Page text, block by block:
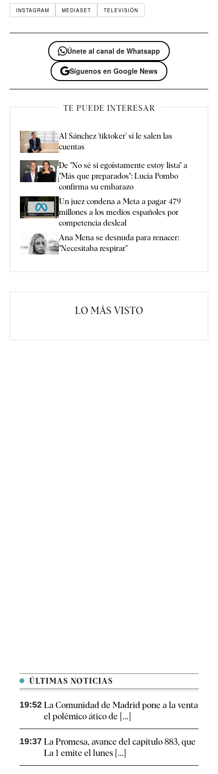
INSTAGRAM MEDIASET TELEVISIÓN
Únete al canal de Whatsapp
Síguenos en Google News
TE PUEDE INTERESAR
Al Sánchez 'tiktoker' sí le salen las
cuentas
De "No sé si egoístamente estoy lista" a
"Más que preparados": Lucía Pombo
confirma su embarazo
Un juez condena a Meta a pagar 479
millones a los medios españoles por
competencia desleal
Ana Mena se desnuda para renacer:
"Necesitaba respirar"
LO MÁS VISTO
ÚLTIMAS NOTICIAS
19:52 La Comunidad de Madrid pone a la venta
el polémico ático de [...]
19:37 La Promesa, avance del capítulo 883, que
La 1 emite el lunes [...]